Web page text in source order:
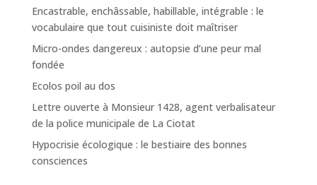
Encastrable, enchâssable, habillable, intégrable : le
vocabulaire que tout cuisiniste doit maîtriser
Micro-ondes dangereux : autopsie d’une peur mal
fondée
Ecolos poil au dos
Lettre ouverte à Monsieur 1428, agent verbalisateur
de la police municipale de La Ciotat
Hypocrisie écologique : le bestiaire des bonnes
consciences